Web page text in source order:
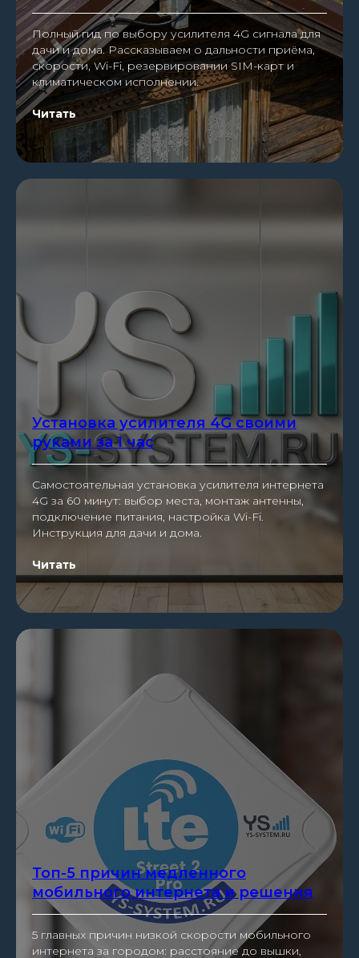
Полный гид по выбору усилителя 4G сигнала для
дачи и дома. Рассказываем о дальности приёма,
скорости, Wi-Fi, резервировании SIM-карт и
климатическом исполнении.
Читать
Установка усилителя 4G своими
руками за 1 час
Самостоятельная установка усилителя интернета
4G за 60 минут: выбор места, монтаж антенны,
подключение питания, настройка Wi-Fi.
Инструкция для дачи и дома.
Читать
Топ-5 причин медленного
мобильного интернета и решения
5 главных причин низкой скорости мобильного
интернета за городом: расстояние до вышки,